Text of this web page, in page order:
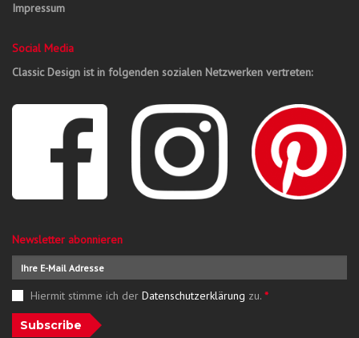
Impressum
Social Media
Classic Design ist in folgenden sozialen Netzwerken vertreten:
Newsletter abonnieren
Hiermit stimme ich der Datenschutzerklärung zu. *
Subscribe